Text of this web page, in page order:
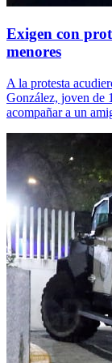
Exigen con
menores
A la protesta
González, joven de
acompañar a un